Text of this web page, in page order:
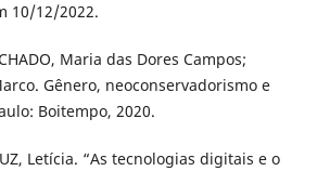
10/12/2022.
Maria das Dores Campos;
Gênero, neoconservadorismo e
Boitempo, 2020.
Letícia. “As tecnologias digitais e o